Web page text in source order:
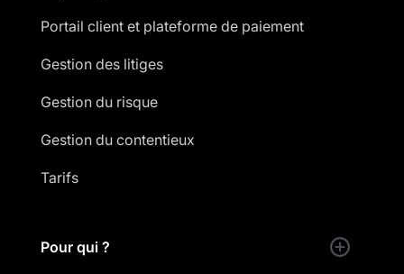
Portail client et plateforme de paiement
Gestion des litiges
Gestion du risque
Gestion du contentieux
Tarifs
Pour qui ?